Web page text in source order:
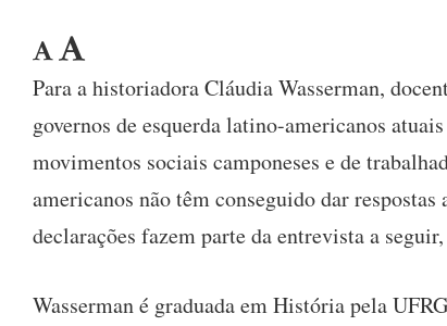
Para a historiadora Cláudia Wasserman,
governos de esquerda latino-americanos
movimentos sociais camponeses e de
americanos não têm conseguido dar
declarações fazem parte da entrevista a
Wasserman é graduada em História pela